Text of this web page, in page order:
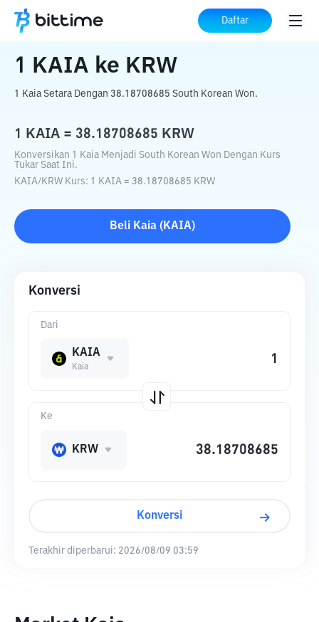
Daftar
Beranda Konverter Kripto KRW
1 KAIA ke KRW
1 Kaia Setara Dengan 38.18708685 South Korean Won.
1 KAIA = 38.18708685 KRW
Konversikan 1 Kaia Menjadi South Korean Won Dengan Kurs
Tukar Saat Ini.
KAIA/KRW Kurs: 1 KAIA = 38.18708685 KRW
Beli Kaia ( KAIA)
Konversi
Dari
KAIA
Kaia
Ke
KRW
Konversi
Terakhir diperbarui: 2026/08/09 03:59